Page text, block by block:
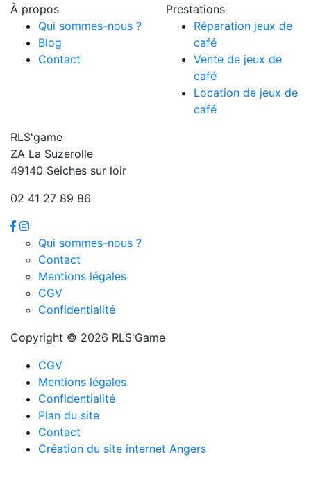
À propos
Qui sommes-nous ?
Blog
Contact
Prestations
Réparation jeux de
café
Vente de jeux de
café
Location de jeux de
café
RLS'game
ZA La Suzerolle
49140 Seiches sur loir
02 41 27 89 86
Qui sommes-nous ?
Contact
Mentions légales
CGV
Confidentialité
Copyright © 2026 RLS'Game
CGV
Mentions légales
Confidentialité
Plan du site
Contact
Création du site internet Angers